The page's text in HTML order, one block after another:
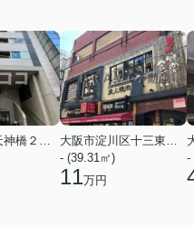
- (39.31㎡)
11万円
-